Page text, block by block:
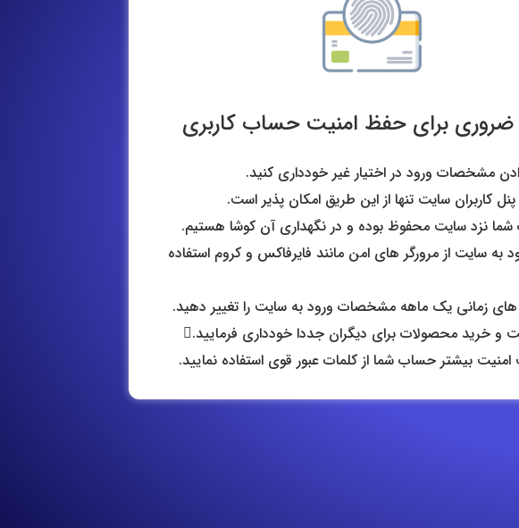
برای حفظ امنیت حساب کاربری
مشخصات ورود در اختیار غیر خودداری کنید.
کاربران سایت تنها از این طریق امکان پذیر است.
شما نزد سایت محفوظ بوده و در نگهداری آن کوشا هستیم.
به سایت از مرورگر های امن مانند فایرفاکس و کروم استفاده
های زمانی یک ماهه مشخصات ورود به سایت را تغییر دهید.
و خرید محصولات برای دیگران جددا خودداری فرمایید.
بیشتر حساب شما از کلمات عبور قوی استفاده نمایید.